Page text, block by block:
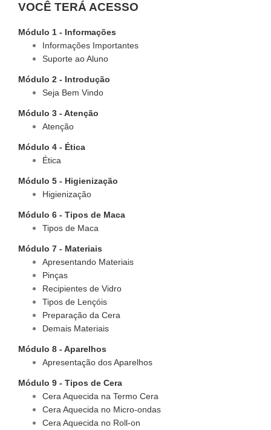
VOCÊ TERÁ ACESSO
Módulo 1 - Informações
Informações Importantes
Suporte ao Aluno
Módulo 2 - Introdução
Seja Bem Vindo
Módulo 3 - Atenção
Atenção
Módulo 4 - Ética
Ética
Módulo 5 - Higienização
Higienização
Módulo 6 - Tipos de Maca
Tipos de Maca
Módulo 7 - Materiais
Apresentando Materiais
Pinças
Recipientes de Vidro
Tipos de Lençóis
Preparação da Cera
Demais Materiais
Módulo 8 - Aparelhos
Apresentação dos Aparelhos
Módulo 9 - Tipos de Cera
Cera Aquecida na Termo Cera
Cera Aquecida no Micro-ondas
Cera Aquecida no Roll-on